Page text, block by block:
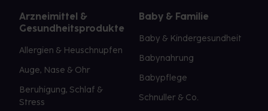
Arzneimittel &
Gesundheitsprodukte
Allergien & Heuschnupfen
Auge, Nase & Ohr
Beruhigung, Schlaf &
Stress
Baby & Familie
Baby & Kindergesundheit
Babynahrung
Babypflege
Schnuller & Co.